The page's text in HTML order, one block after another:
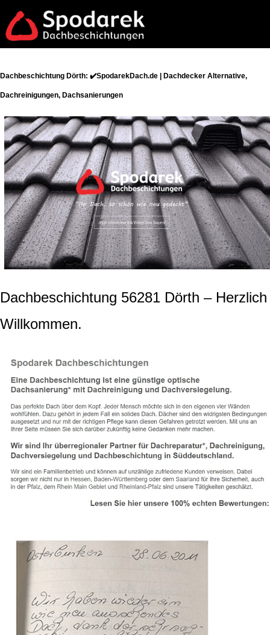
Dachbeschichtung Dörth: ✔️SpodarekDach.de | Dachdecker Alternative,
Dachreinigungen, Dachsanierungen
Dachbeschichtung 56281 Dörth – Herzlich
Willkommen.